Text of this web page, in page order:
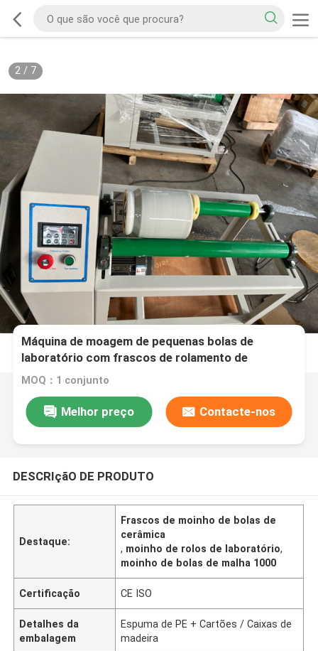
2/ 7
Máquina de moagem de pequenas bolas de
laboratório com frascos de rolamento de
cerâmica para moagem de nano pós de teste de
material de pigmento cerâmico
MOQ：1 conjunto
Melhor preço Contacte-nos
DESCRIçãO DE PRODUTO
Destaque:
Frascos de moinho de bolas de
cerâmica
, moinho de rolos de laboratório,
moinho de bolas de malha 1000
Certificação CE ISO
Detalhes da
embalagem
Espuma de PE + Cartões / Caixas de
madeira